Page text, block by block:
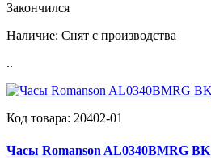
Закончился
Наличие: Снят с производства
..
Код товара: 20402-01
Часы Romanson AL0340BMRG BK